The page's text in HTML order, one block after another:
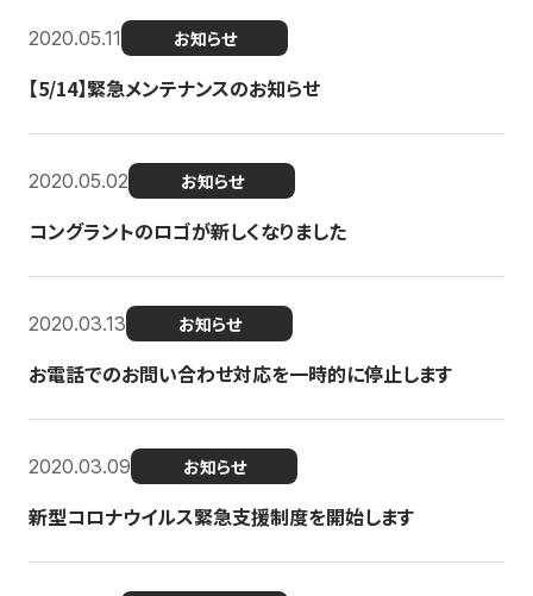
2020.05.11 お知らせ
【5/14】緊急メンテナンスのお知らせ
2020.05.02 お知らせ
コングラントのロゴが新しくなりました
2020.03.13 お知らせ
お電話でのお問い合わせ対応を一時的に停止します
2020.03.09 お知らせ
新型コロナウイルス緊急支援制度を開始します